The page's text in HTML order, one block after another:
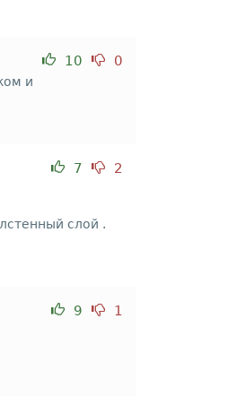
10 0
и
7 2
слой .
9 1